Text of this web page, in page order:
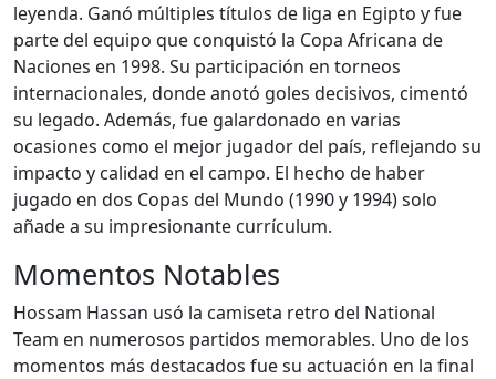
leyenda. Ganó múltiples títulos de liga en Egipto y fue
parte del equipo que conquistó la Copa Africana de
Naciones en 1998. Su participación en torneos
internacionales, donde anotó goles decisivos, cimentó
su legado. Además, fue galardonado en varias
ocasiones como el mejor jugador del país, reflejando su
impacto y calidad en el campo. El hecho de haber
jugado en dos Copas del Mundo (1990 y 1994) solo
añade a su impresionante currículum.
Momentos Notables
Hossam Hassan usó la camiseta retro del National
Team en numerosos partidos memorables. Uno de los
momentos más destacados fue su actuación en la final